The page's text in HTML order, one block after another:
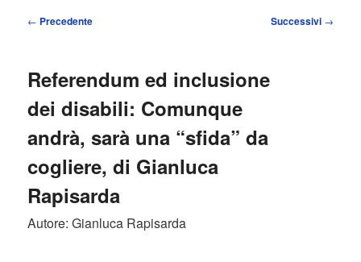
Navigazione
← Precedente Successivi →
Referendum ed inclusione
dei disabili: Comunque
andrà, sarà una “sfida” da
cogliere, di Gianluca
Rapisarda
Autore: Gianluca Rapisarda